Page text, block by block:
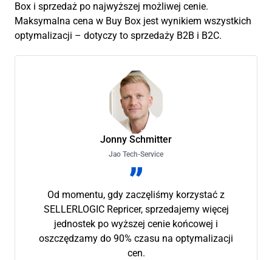
Box i sprzedaż po najwyższej możliwej cenie.
Maksymalna cena w Buy Box jest wynikiem wszystkich
optymalizacji – dotyczy to sprzedaży B2B i B2C.
Jonny Schmitter
Jao Tech-Service
Od momentu, gdy zaczęliśmy korzystać z
SELLERLOGIC Repricer, sprzedajemy więcej
jednostek po wyższej cenie końcowej i
oszczędzamy do 90% czasu na optymalizacji
cen.